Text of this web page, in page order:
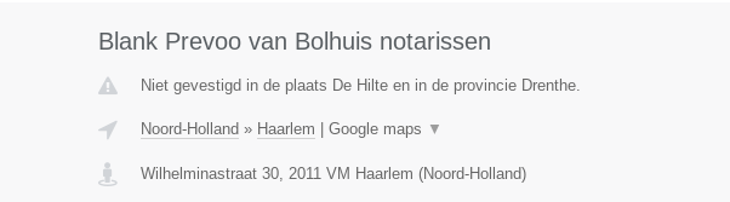
Blank Prevoo van Bolhuis notarissen
Niet gevestigd in de plaats De Hilte en in de provincie Drenthe.
Noord-Holland » Haarlem Google maps ▼
Wilhelminastraat 30, 2011 VM Haarlem (Noord-Holland)